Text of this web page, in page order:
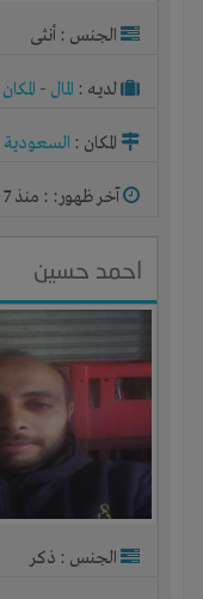
الجنس : أنثى
لديـه : المال - المكان
المكان : السعودية
آخر ظهور: : منذ 7 سنوات
احمد حسين
الجنس : ذكر